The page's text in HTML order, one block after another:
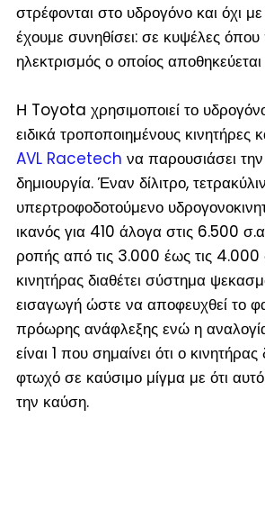
στρέφονται στο υδρογόνο και όχι
έχουμε συνηθίσει: σε κυψέλες όπου
ηλεκτρισμός ο οποίος
Η Toyota χρησιμοποιεί το
ειδικά τροποποιημένους κινητήρες
AVL Racetech να παρουσιάσει την
δημιουργία. Έναν δίλιτρο,
υπερτροφοδοτούμενο
ικανός για 410 άλογα στις 6.500
ροπής από τις 3.000 έως τις
κινητήρας διαθέτει σύστημα
εισαγωγή ώστε να αποφευχθεί το
πρόωρης ανάφλεξης ενώ η
είναι 1 που σημαίνει ότι ο κινητήρας
φτωχό σε καύσιμο μίγμα με ότι
την καύση.